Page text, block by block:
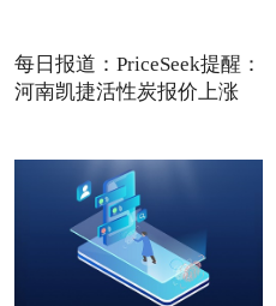
每日报道：PriceSeek提醒：
河南凯捷活性炭报价上涨